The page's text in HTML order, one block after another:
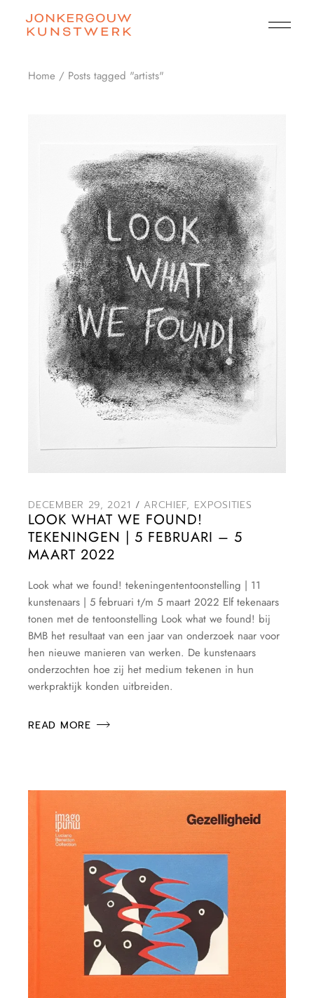
content
Home Posts tagged "artists"
DECEMBER 29, 2021 ARCHIEF, EXPOSITIES
LOOK WHAT WE FOUND!
TEKENINGEN | 5 FEBRUARI – 5
MAART 2022
Look what we found! tekeningententoonstelling | 11
kunstenaars | 5 februari t/m 5 maart 2022 Elf tekenaars
tonen met de tentoonstelling Look what we found! bij
BMB het resultaat van een jaar van onderzoek naar voor
hen nieuwe manieren van werken. De kunstenaars
onderzochten hoe zij het medium tekenen in hun
werkpraktijk konden uitbreiden.
READ MORE